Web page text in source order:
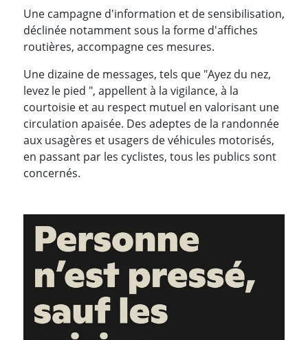
Une campagne d'information et de sensibilisation,
déclinée notamment sous la forme d'affiches
routières, accompagne ces mesures.
Une dizaine de messages, tels que "Ayez du nez,
levez le pied ", appellent à la vigilance, à la
courtoisie et au respect mutuel en valorisant une
circulation apaisée. Des adeptes de la randonnée
aux usagères et usagers de véhicules motorisés,
en passant par les cyclistes, tous les publics sont
concernés.